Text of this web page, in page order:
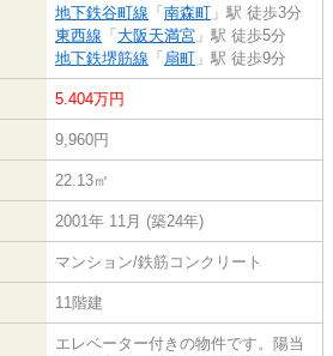
地下鉄谷町線 「 南森町 」駅 徒歩3分
東西線 「 大阪天満宮 」駅 徒歩5分
地下鉄堺筋線 「 扇町 」駅 徒歩9分
5.404万円
9,960円
22.13㎡
2001年 11月 (築24年)
マンション/鉄筋コンクリート
11階建
エレベーター付きの物件です。陽当